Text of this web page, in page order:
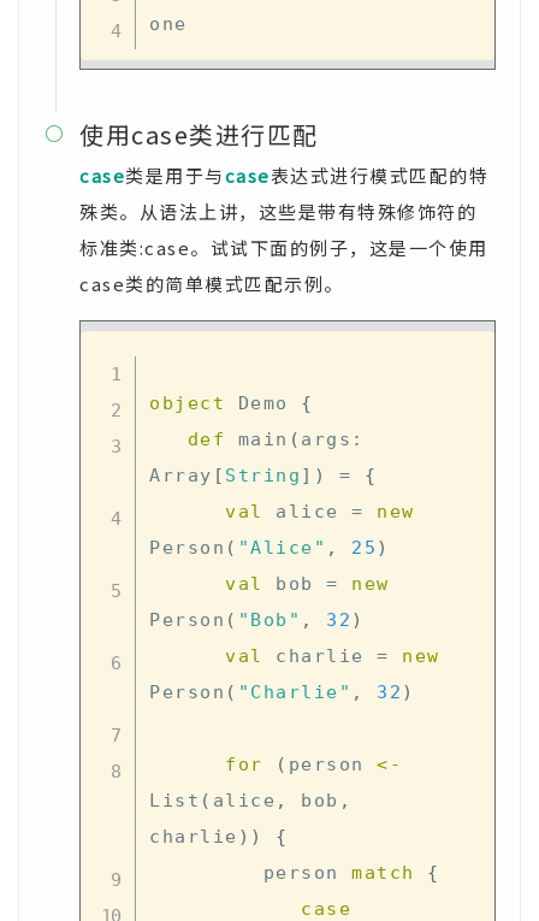
 使用case类进行匹配
case类是用于与case表达式进行模式匹配的特
殊类。从语法上讲，这些是带有特殊修饰符的
标准类:case。试试下面的例子，这是一个使用
case类的简单模式匹配示例。
object Demo {
def
main ( args :
Array [ String ] ) =
{
val
alice =
new
Person ( "Alice" , 25 )
val
bob =
new
Person ( "Bob" , 32 )
val
charlie =
new
Person ( "Charlie" , 32 )
for ( person <-
List ( alice , bob ,
charlie ) )
{
         person
match
{
case